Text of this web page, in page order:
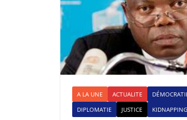
A LA UNE ACTUALITE
DIPLOMATIE
JUSTICE KIDNAPPING